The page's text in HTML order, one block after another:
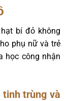
bí đỏ không
phụ nữ và trẻ
học công nhận
trùng và